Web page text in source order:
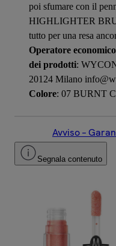
poi sfumare con il
HIGHLIGHTER
tutto per una resa
Operatore
dei prodotti:
20124 Milano
Colore: 07 BURNT
Avviso –
Segnala contenuto